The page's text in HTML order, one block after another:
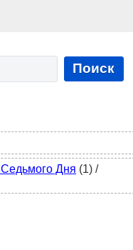
Поиск
Дня (1) /